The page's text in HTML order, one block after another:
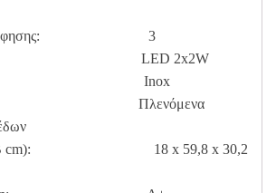
3
LED 2x2W
Inox
Πλενόμενα
(ΥΠΒ cm): 18 x 59,8 x 30,2